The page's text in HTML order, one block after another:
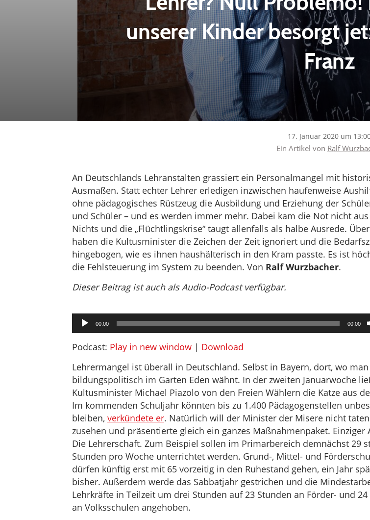
unserer Kinder besorgt
Franz
17. Januar 2020 um
Ein Artikel von Ralf
An Deutschlands Lehranstalten grassiert ein Personalmangel mit
Ausmaßen. Statt echter Lehrer erledigen inzwischen haufenweise
ohne pädagogisches Rüstzeug die Ausbildung und Erziehung der
und Schüler – und es werden immer mehr. Dabei kam die Not nicht
Nichts und die „Flüchtlingskrise“ taugt allenfalls als halbe Ausrede. Über
haben die Kultusminister die Zeichen der Zeit ignoriert und die
hingebogen, wie es ihnen haushälterisch in den Kram passte. Es ist
die Fehlsteuerung im System zu beenden. Von Ralf Wurzbacher.
Dieser Beitrag ist auch als Audio-Podcast verfügbar.
Audio-
Player
00:00 00:00
Podcast: Play in new window| Download
Lehrermangel ist überall in Deutschland. Selbst in Bayern, dort, wo
bildungspolitisch im Garten Eden wähnt. In der zweiten Januarwoche
Kultusminister Michael Piazolo von den Freien Wählern die Katze aus
Im kommenden Schuljahr könnten bis zu 1.400 Pädagogenstellen
bleiben, verkündete er. Natürlich will der Minister der Misere nicht
zusehen und präsentierte gleich ein ganzes Maßnahmenpaket. Einziger
Die Lehrerschaft. Zum Beispiel sollen im Primarbereich demnächst 29
Stunden pro Woche unterrichtet werden. Grund-, Mittel- und
dürfen künftig erst mit 65 vorzeitig in den Ruhestand gehen, ein Jahr
bisher. Außerdem werde das Sabbatjahr gestrichen und die
Lehrkräfte in Teilzeit um drei Stunden auf 23 Stunden an Förder- und 24
an Volksschulen angehoben.